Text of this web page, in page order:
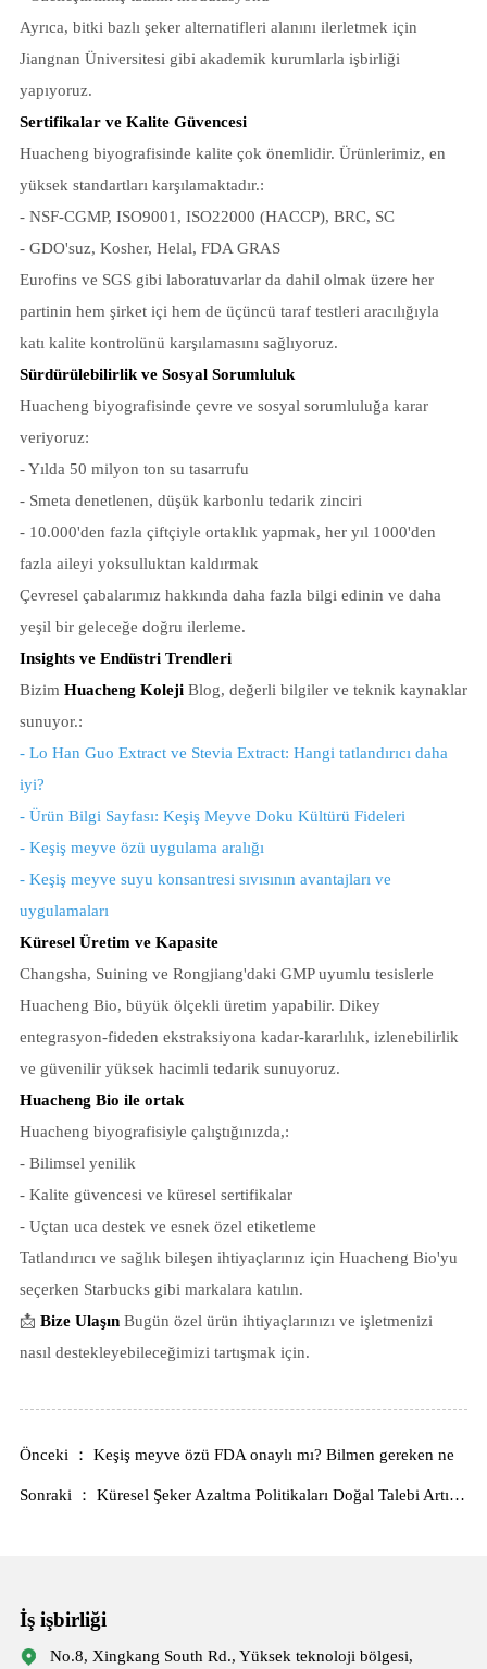
Ayrıca, bitki bazlı şeker alternatifleri alanını ilerletmek için
Jiangnan Üniversitesi gibi akademik kurumlarla işbirliği
yapıyoruz.
Sertifikalar ve Kalite Güvencesi
Huacheng biyografisinde kalite çok önemlidir. Ürünlerimiz, en
yüksek standartları karşılamaktadır.:
- NSF-CGMP, ISO9001, ISO22000 (HACCP), BRC, SC
- GDO'suz, Kosher, Helal, FDA GRAS
Eurofins ve SGS gibi laboratuvarlar da dahil olmak üzere her
partinin hem şirket içi hem de üçüncü taraf testleri aracılığıyla
katı kalite kontrolünü karşılamasını sağlıyoruz.
Sürdürülebilirlik ve Sosyal Sorumluluk
Huacheng biyografisinde çevre ve sosyal sorumluluğa karar
veriyoruz:
- Yılda 50 milyon ton su tasarrufu
- Smeta denetlenen, düşük karbonlu tedarik zinciri
- 10.000'den fazla çiftçiyle ortaklık yapmak, her yıl 1000'den
fazla aileyi yoksulluktan kaldırmak
Çevresel çabalarımız hakkında daha fazla bilgi edinin ve daha
yeşil bir geleceğe doğru ilerleme.
Insights ve Endüstri Trendleri
Bizim Huacheng KolejiBlog, değerli bilgiler ve teknik kaynaklar
sunuyor.:
- Lo Han Guo Extract ve Stevia Extract: Hangi tatlandırıcı daha
iyi?
- Ürün Bilgi Sayfası: Keşiş Meyve Doku Kültürü Fideleri
- Keşiş meyve özü uygulama aralığı
- Keşiş meyve suyu konsantresi sıvısının avantajları ve
uygulamaları
Küresel Üretim ve Kapasite
Changsha, Suining ve Rongjiang'daki GMP uyumlu tesislerle
Huacheng Bio, büyük ölçekli üretim yapabilir. Dikey
entegrasyon-fideden ekstraksiyona kadar-kararlılık, izlenebilirlik
ve güvenilir yüksek hacimli tedarik sunuyoruz.
Huacheng Bio ile ortak
Huacheng biyografisiyle çalıştığınızda,:
- Bilimsel yenilik
- Kalite güvencesi ve küresel sertifikalar
- Uçtan uca destek ve esnek özel etiketleme
Tatlandırıcı ve sağlık bileşen ihtiyaçlarınız için Huacheng Bio'yu
seçerken Starbucks gibi markalara katılın.
📩 Bize UlaşınBugün özel ürün ihtiyaçlarınızı ve işletmenizi
nasıl destekleyebileceğimizi tartışmak için.
Önceki ： Keşiş meyve özü FDA onaylı mı? Bilmen gereken ne
Sonraki ： Küresel Şeker Azaltma Politikaları Doğal Talebi Artırıyor
İş işbirliği
No.8, Xingkang South Rd., Yüksek teknoloji bölgesi,